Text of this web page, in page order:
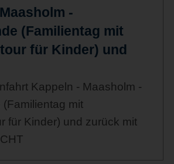
-
(Familientag mit
für Kinder) und
Kappeln - Maasholm -
mit
für Kinder) und zurück mit